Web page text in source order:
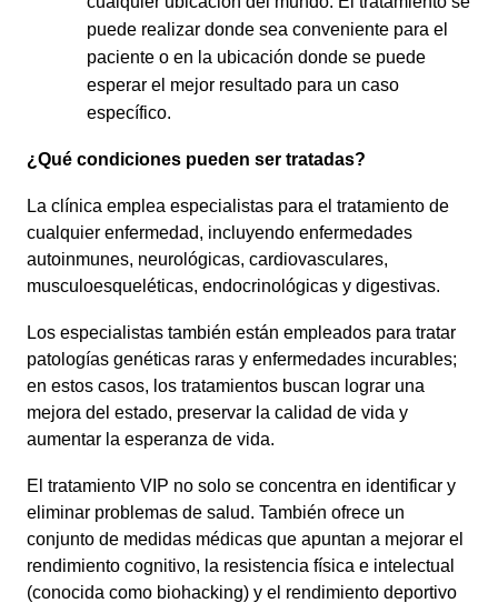
puede realizar donde sea conveniente para el
paciente o en la ubicación donde se puede
esperar el mejor resultado para un caso
específico.
¿Qué condiciones pueden ser tratadas?
La clínica emplea especialistas para el tratamiento de
cualquier enfermedad, incluyendo enfermedades
autoinmunes, neurológicas, cardiovasculares,
musculoesqueléticas, endocrinológicas y digestivas.
Los especialistas también están empleados para tratar
patologías genéticas raras y enfermedades incurables;
en estos casos, los tratamientos buscan lograr una
mejora del estado, preservar la calidad de vida y
aumentar la esperanza de vida.
El tratamiento VIP no solo se concentra en identificar y
eliminar problemas de salud. También ofrece un
conjunto de medidas médicas que apuntan a mejorar el
rendimiento cognitivo, la resistencia física e intelectual
(conocida como biohacking) y el rendimiento deportivo